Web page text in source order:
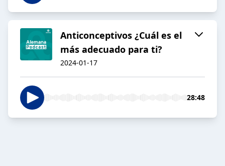
Anticonceptivos ¿Cuál es el
más adecuado para ti?
2024-01-17
28:48